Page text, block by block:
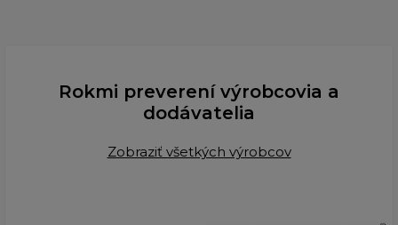
Rokmi preverení výrobcovia a
dodávatelia
Zobraziť všetkých výrobcov